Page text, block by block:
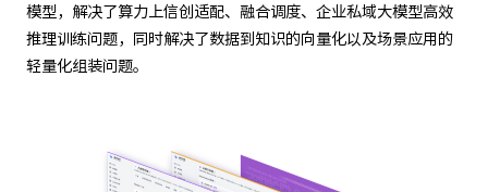
模型，解决了算力上信创适配、融合调度、企业私域大模型高效
推理训练问题，同时解决了数据到知识的向量化以及场景应用的
轻量化组装问题。